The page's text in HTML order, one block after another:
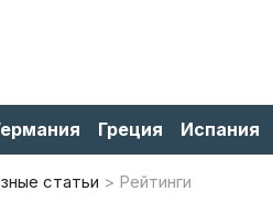
Греция Испания
статьи Рейтинги